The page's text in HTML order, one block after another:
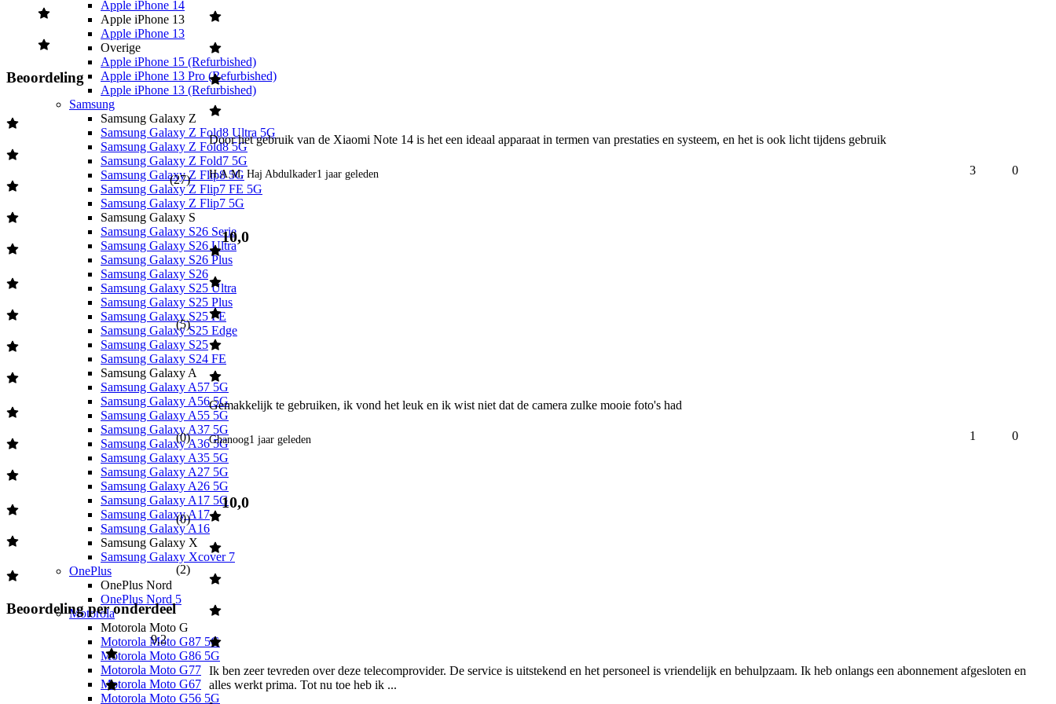
Apple iPhone 14
Apple iPhone 13
Apple iPhone 13
Overige
Apple iPhone 15 (Refurbished)
Apple iPhone 13 Pro (Refurbished)
Apple iPhone 13 (Refurbished)
Samsung
Samsung Galaxy Z
Samsung Galaxy Z Fold8 Ultra 5G
Samsung Galaxy Z Fold8 5G
Samsung Galaxy Z Fold7 5G
Samsung Galaxy Z Flip8 5G
Samsung Galaxy Z Flip7 FE 5G
Samsung Galaxy Z Flip7 5G
Samsung Galaxy S
Samsung Galaxy S26 Serie
Samsung Galaxy S26 Ultra
Samsung Galaxy S26 Plus
Samsung Galaxy S26
Samsung Galaxy S25 Ultra
Samsung Galaxy S25 Plus
Samsung Galaxy S25 FE
Samsung Galaxy S25 Edge
Samsung Galaxy S25
Samsung Galaxy S24 FE
Samsung Galaxy A
Samsung Galaxy A57 5G
Samsung Galaxy A56 5G
Samsung Galaxy A55 5G
Samsung Galaxy A37 5G
Samsung Galaxy A36 5G
Samsung Galaxy A35 5G
Samsung Galaxy A27 5G
Samsung Galaxy A26 5G
Samsung Galaxy A17 5G
Samsung Galaxy A17
Samsung Galaxy A16
Samsung Galaxy X
Samsung Galaxy Xcover 7
OnePlus
OnePlus Nord
OnePlus Nord 5
Motorola
Motorola Moto G
Motorola Moto G87 5G
Motorola Moto G86 5G
Motorola Moto G77
Motorola Moto G67
Motorola Moto G56 5G
Beoordeling
(27)
(5)
(0)
(0)
(2)
Beoordeling per onderdeel
9,2
Door het gebruik van de Xiaomi Note 14 is het een ideaal apparaat in termen van prestaties en systeem, en het is ook licht tijdens gebruik
H.A.M. Haj Abdulkader1 jaar geleden 3 0
10,0
Gemakkelijk te gebruiken, ik vond het leuk en ik wist niet dat de camera zulke mooie foto's had
Ghanoog1 jaar geleden 1 0
10,0
Ik ben zeer tevreden over deze telecomprovider. De service is uitstekend en het personeel is vriendelijk en behulpzaam. Ik heb onlangs een abonnement afgesloten en
alles werkt prima. Tot nu toe heb ik ...